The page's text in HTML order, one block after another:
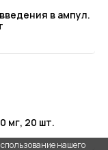
в ампул.
мг, 20 шт.
нашего